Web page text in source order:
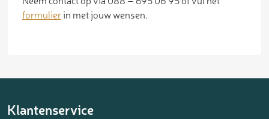
formulierin met jouw wensen.
Klantenservice